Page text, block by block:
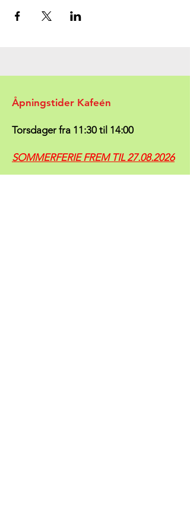
Åpningstider Kafeén
Torsdager fra 11:30 til 14:00
SOMMERFERIE FREM TIL27.08.2026